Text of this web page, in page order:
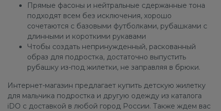
Прямые фасоны и нейтральные сдержанные тона
подходят всем без исключения, хорошо
сочетаются с базовыми футболками, рубашками с
длинными и короткими рукавами
Чтобы создать непринужденный, раскованный
образ для подростка, достаточно выпустить
рубашку из-под жилетки, не заправляя в брюки.
Интернет-магазин предлагает купить детскую жилетку
для мальчика подростка и другую одежду из каталога
iDO с доставкой в любой город России. Также ждем вас